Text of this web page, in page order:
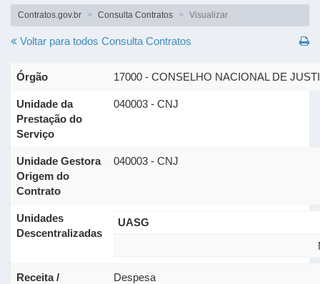
Contratos.gov.br Consulta Contratos Visualizar
Voltar para todos Consulta Contratos
Órgão 17000 - CONSELHO NACIONAL DE
Unidade da
Prestação do
Serviço
040003 - CNJ
Unidade Gestora
Origem do
Contrato
040003 - CNJ
Unidades
Descentralizadas
UASG
Receita /
Despesa